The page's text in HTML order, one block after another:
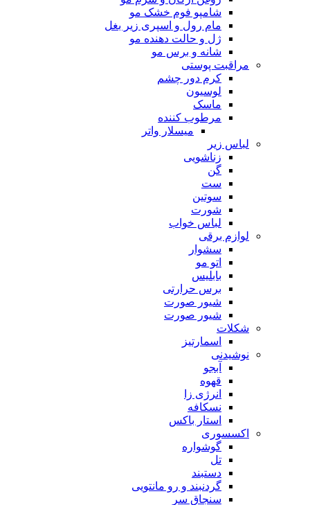
شامپو فوم خشک مو
مام رول و اسپری زیر بغل
ژل و حالت دهنده مو
شانه و برس مو
مراقبت پوستی
کرم دور چشم
لوسیون
ماسک
مرطوب کننده
میسلار واتر
لباس زیر
زناشویی
گن
ست
سوتین
شورت
لباس خواب
لوازم برقی
سشوار
اتو مو
بابلیس
برس حرارتی
شیور صورت
شیور صورت
شکلات
اسمارتیز
نوشیدنی
آبجو
قهوه
انرژی زا
نسکافه
استار باکس
اکسسوری
گوشواره
تل
دستبند
گردنبند و رو مانتویی
سنجاق سر